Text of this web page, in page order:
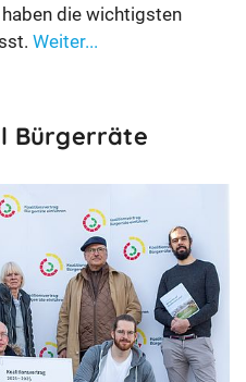
die wichtigsten
Weiter...
Bürgerräte